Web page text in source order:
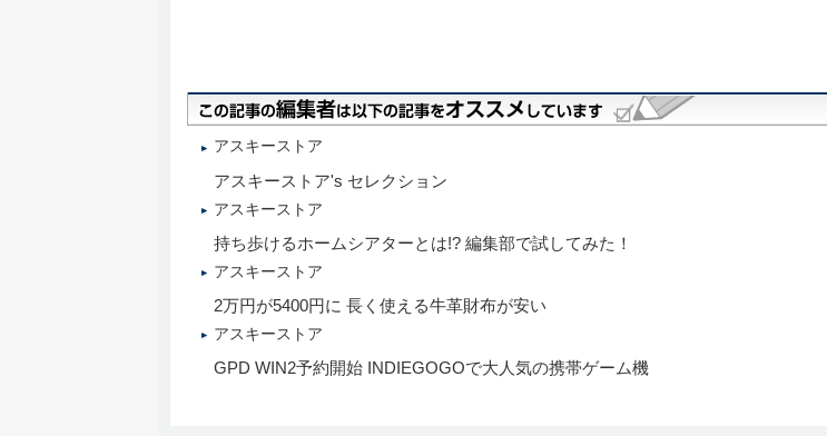
アスキーストア
アスキーストア's セレクション
アスキーストア
持ち歩けるホームシアターとは!? 編集部で試してみた！
アスキーストア
2万円が5400円に 長く使える牛革財布が安い
アスキーストア
GPD WIN2予約開始 INDIEGOGOで大人気の携帯ゲーム機